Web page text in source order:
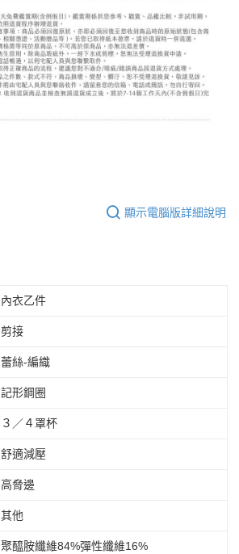
顯示電腦版詳細說明
內衣乙件
剪接
蕾絲-編織
記形鋼圈
３／４罩杯
舒適減壓
高脅邊
其他
聚醯胺纖維84%彈性纖維16%